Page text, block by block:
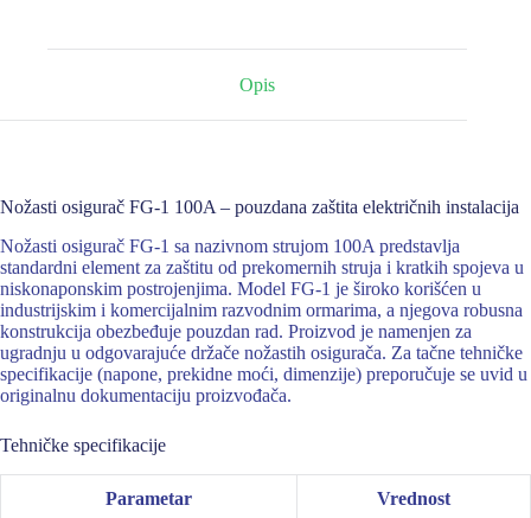
Opis
Nožasti osigurač FG-1 100A – pouzdana zaštita električnih instalacija
Nožasti osigurač FG-1 sa nazivnom strujom 100A predstavlja
standardni element za zaštitu od prekomernih struja i kratkih spojeva u
niskonaponskim postrojenjima. Model FG-1 je široko korišćen u
industrijskim i komercijalnim razvodnim ormarima, a njegova robusna
konstrukcija obezbeđuje pouzdan rad. Proizvod je namenjen za
ugradnju u odgovarajuće držače nožastih osigurača. Za tačne tehničke
specifikacije (napone, prekidne moći, dimenzije) preporučuje se uvid u
originalnu dokumentaciju proizvođača.
Tehničke specifikacije
Parametar Vrednost